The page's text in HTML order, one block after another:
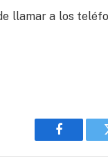
llamar a los
Facebook